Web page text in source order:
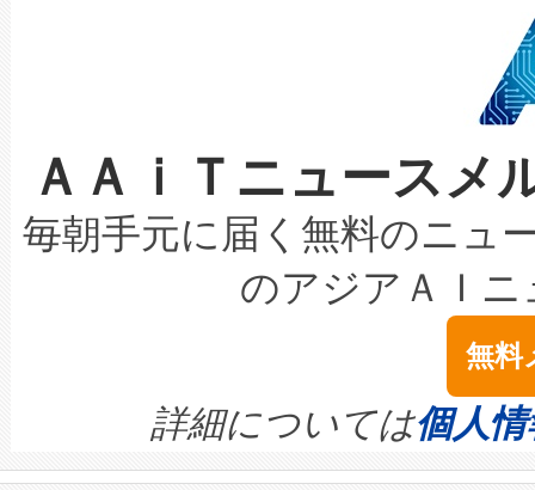
加組織は、Enzeneのバイオ
選定された製品について、自
取得できる可能性もあります
設には、3億～4億ドルかか
最高経営責任者（CEO）であ
す。「当社のfully-connected
ームを利用すれば、6,000万
きます。この効率性は、フェ
事業者の負担軽減という課題
系統連系を迅速にし、ピーク
限を超えて利用可能な電力容
持できるよう貢献します。こ
ービスレベル契約（SLA）違
テリー性能の劣化によるダウ
念は、現在データセンターが
ます。 Voltaiq provides a
quality and reliability for AI
BESS stack to ensure battery
狭視野のFOVを切り替えるこ
ケーブル、枝などの細かな対
なレーザースポットにより、
な環境下でも豊かなディテー
キロメートル範囲を検出
LiDAR for Inspections,
は1535 nmレーザーを搭載。
イズの小径化を実現すること
す。ノーマルモードでは、
ートル先まで検出でき、これ
ＡＡｉＴニュース
毎朝手元に届く無料のニュ
のアジアＡＩ
無料
詳細については個人